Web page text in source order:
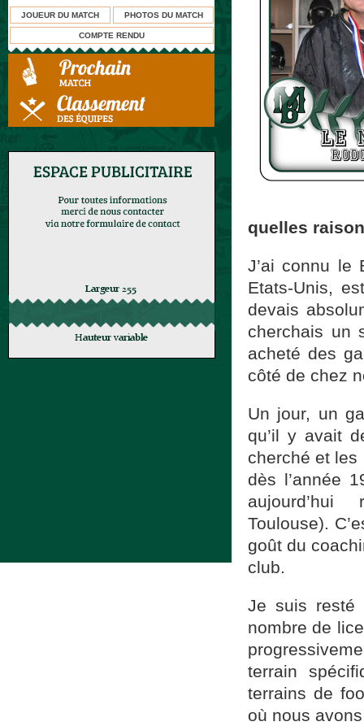
JOUEUR DU MATCH PHOTOS DU MATCH
COMPTE RENDU
quelles
J’ai connu le
Etats-Unis,
devais
cherchais un
acheté des
côté de chez
Un jour, un
qu’il y avait
cherché et les
dès l’année
Toulouse).
goût du
club.
Je suis resté
nombre de
terrain
terrains de
où nous